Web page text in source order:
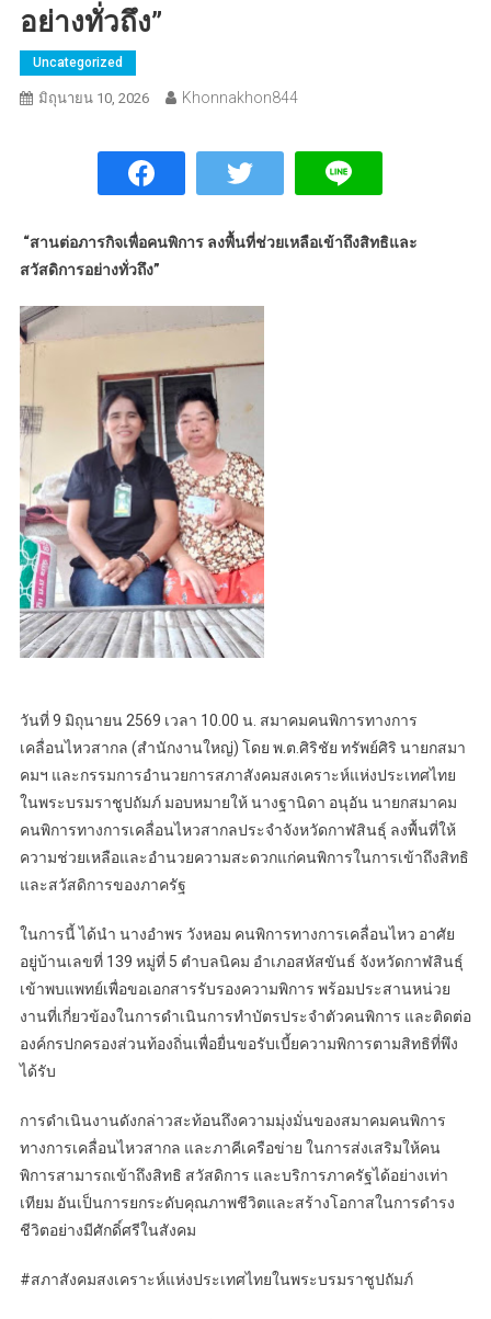
อย่างทั่วถึง”
Uncategorized
มิถุนายน 10, 2026 Khonnakhon844
“สานต่อภารกิจเพื่อคนพิการ ลงพื้นที่ช่วยเหลือเข้าถึงสิทธิและ
สวัสดิการอย่างทั่วถึง”
วันที่ 9 มิถุนายน 2569 เวลา 10.00 น. สมาคมคนพิการทางการ
เคลื่อนไหวสากล (สำนักงานใหญ่) โดย พ.ต.ศิริชัย ทรัพย์ศิริ นายกสมา
คมฯ และกรรมการอำนวยการสภาสังคมสงเคราะห์แห่งประเทศไทย
ในพระบรมราชูปถัมภ์ มอบหมายให้ นางฐานิดา อนุอัน นายกสมาคม
คนพิการทางการเคลื่อนไหวสากลประจำจังหวัดกาฬสินธุ์ ลงพื้นที่ให้
ความช่วยเหลือและอำนวยความสะดวกแก่คนพิการในการเข้าถึงสิทธิ
และสวัสดิการของภาครัฐ
ในการนี้ ได้นำ นางอำพร วังหอม คนพิการทางการเคลื่อนไหว อาศัย
อยู่บ้านเลขที่ 139 หมู่ที่ 5 ตำบลนิคม อำเภอสหัสขันธ์ จังหวัดกาฬสินธุ์
เข้าพบแพทย์เพื่อขอเอกสารรับรองความพิการ พร้อมประสานหน่วย
งานที่เกี่ยวข้องในการดำเนินการทำบัตรประจำตัวคนพิการ และติดต่อ
องค์กรปกครองส่วนท้องถิ่นเพื่อยื่นขอรับเบี้ยความพิการตามสิทธิที่พึง
ได้รับ
การดำเนินงานดังกล่าวสะท้อนถึงความมุ่งมั่นของสมาคมคนพิการ
ทางการเคลื่อนไหวสากล และภาคีเครือข่าย ในการส่งเสริมให้คน
พิการสามารถเข้าถึงสิทธิ สวัสดิการ และบริการภาครัฐได้อย่างเท่า
เทียม อันเป็นการยกระดับคุณภาพชีวิตและสร้างโอกาสในการดำรง
ชีวิตอย่างมีศักดิ์ศรีในสังคม
#สภาสังคมสงเคราะห์แห่งประเทศไทยในพระบรมราชูปถัมภ์